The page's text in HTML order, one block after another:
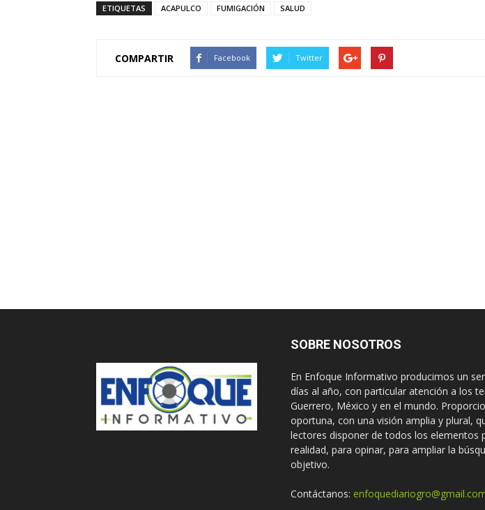
ETIQUETAS ACAPULCO FUMIGACIÓN SALUD
COMPARTIR Facebook Twitter
SOBRE NOSOTROS
En Enfoque Informativo producimos un
días al año, con particular atención a los
Guerrero, México y en el mundo.
oportuna, con una visión amplia y plural,
lectores disponer de todos los elementos
realidad, para opinar, para ampliar la
objetivo.
Contáctanos: